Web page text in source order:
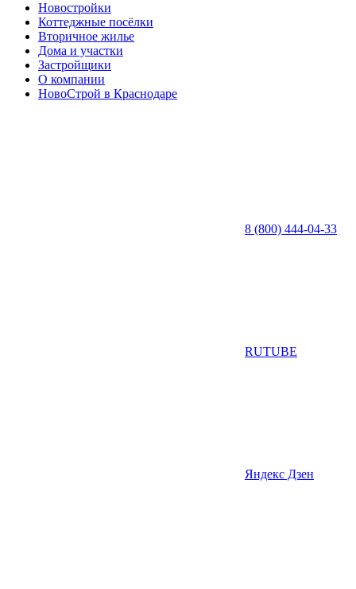
Новостройки
Коттеджные посёлки
Вторичное жилье
Дома и участки
Застройщики
О компании
НовоСтрой в Краснодаре
8 (800) 444-04-33
RUTUBE
Яндекс Дзен